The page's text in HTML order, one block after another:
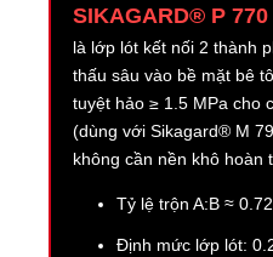
SIKAGARD® P 770
là lớp lót kết nối 2 thành
thấu sâu vào bề mặt bê
tuyệt hảo ≥ 1.5 MPa cho
(dùng với Sikagard® M
không cần nền khô hoàn
Tỷ lệ trộn A:B ≈
Định mức lớp lót: